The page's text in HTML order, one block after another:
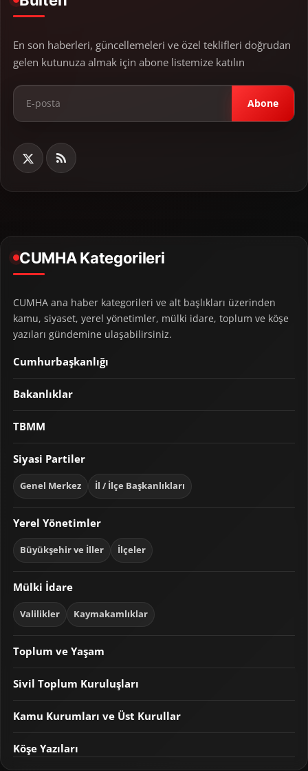
En son haberleri, güncellemeleri ve özel teklifleri doğrudan
gelen kutunuza almak için abone listemize katılın
Abone
CUMHA Kategorileri
CUMHA ana haber kategorileri ve alt başlıkları üzerinden
kamu, siyaset, yerel yönetimler, mülki idare, toplum ve köşe
yazıları gündemine ulaşabilirsiniz.
Cumhurbaşkanlığı
Bakanlıklar
TBMM
Siyasi Partiler
Genel Merkez İl / İlçe Başkanlıkları
Yerel Yönetimler
Büyükşehir ve İller İlçeler
Mülki İdare
Valilikler Kaymakamlıklar
Toplum ve Yaşam
Sivil Toplum Kuruluşları
Kamu Kurumları ve Üst Kurullar
Köşe Yazıları